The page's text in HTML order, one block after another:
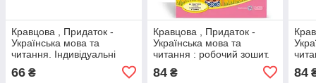
Кравцова , Придаток -
Українська мова та
читання. Індивідуальні
роботи. 2 клас. У 2-х ч. Ч.
2 (до підр. Сапун)
66 ₴
Кравцова , Придаток -
Українська мова та
читання : робочий зошит.
підруч. Г. Сапун)
84₴ 84